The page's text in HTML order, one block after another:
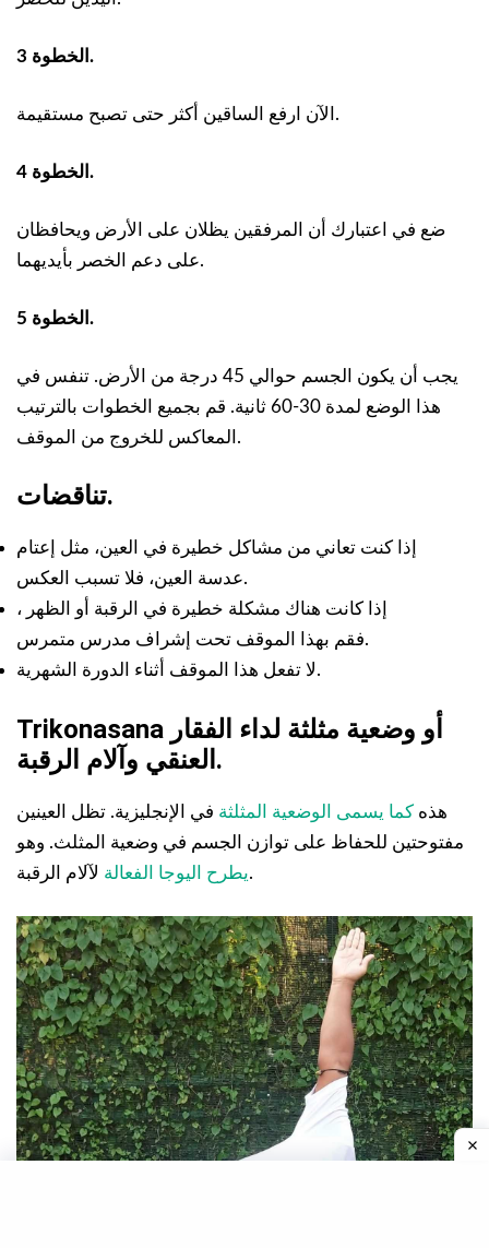
الخطوة 3.
الآن ارفع الساقين أكثر حتى تصبح مستقيمة.
الخطوة 4.
ضع في اعتبارك أن المرفقين يظلان على الأرض ويحافظان
على دعم الخصر بأيديهما.
الخطوة 5.
يجب أن يكون الجسم حوالي 45 درجة من الأرض. تنفس في
هذا الوضع لمدة 30-60 ثانية. قم بجميع الخطوات بالترتيب
المعاكس للخروج من الموقف.
تناقضات.
إذا كنت تعاني من مشاكل خطيرة في العين، مثل إعتام
عدسة العين، فلا تسبب العكس.
إذا كانت هناك مشكلة خطيرة في الرقبة أو الظهر ،
فقم بهذا الموقف تحت إشراف مدرس متمرس.
لا تفعل هذا الموقف أثناء الدورة الشهرية.
Trikonasana أو وضعية مثلثة لداء الفقار
العنقي وآلام الرقبة.
هذه كما يسمى الوضعية المثلثة في الإنجليزية. تظل العينين
مفتوحتين للحفاظ على توازن الجسم في وضعية المثلث. وهو
يطرح اليوجا الفعالةلآلام الرقبة.